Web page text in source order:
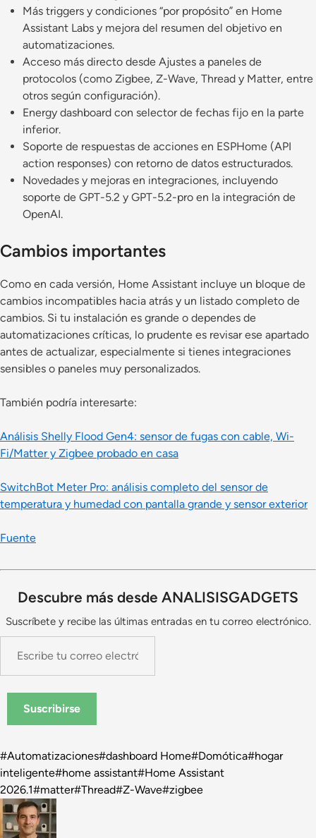
Más triggers y condiciones “por propósito” en Home
Assistant Labs y mejora del resumen del objetivo en
automatizaciones.
Acceso más directo desde Ajustes a paneles de
protocolos (como Zigbee, Z-Wave, Thread y Matter, entre
otros según configuración).
Energy dashboard con selector de fechas fijo en la parte
inferior.
Soporte de respuestas de acciones en ESPHome (API
action responses) con retorno de datos estructurados.
Novedades y mejoras en integraciones, incluyendo
soporte de GPT-5.2 y GPT-5.2-pro en la integración de
OpenAI.
Cambios importantes
Como en cada versión, Home Assistant incluye un bloque de
cambios incompatibles hacia atrás y un listado completo de
cambios. Si tu instalación es grande o dependes de
automatizaciones críticas, lo prudente es revisar ese apartado
antes de actualizar, especialmente si tienes integraciones
sensibles o paneles muy personalizados.
También podría interesarte:
Análisis Shelly Flood Gen4: sensor de fugas con cable, Wi-
Fi/Matter y Zigbee probado en casa
SwitchBot Meter Pro: análisis completo del sensor de
temperatura y humedad con pantalla grande y sensor exterior
Fuente
Descubre más desde ANALISISGADGETS
Suscríbete y recibe las últimas entradas en tu correo electrónico.
correo
electrónico…
Suscribirse
Etiquetas
de
la
entrada:
#Automatizaciones#dashboard Home#Domótica#hogar
inteligente#home assistant#Home Assistant
2026.1#matter#Thread#Z-Wave#zigbee